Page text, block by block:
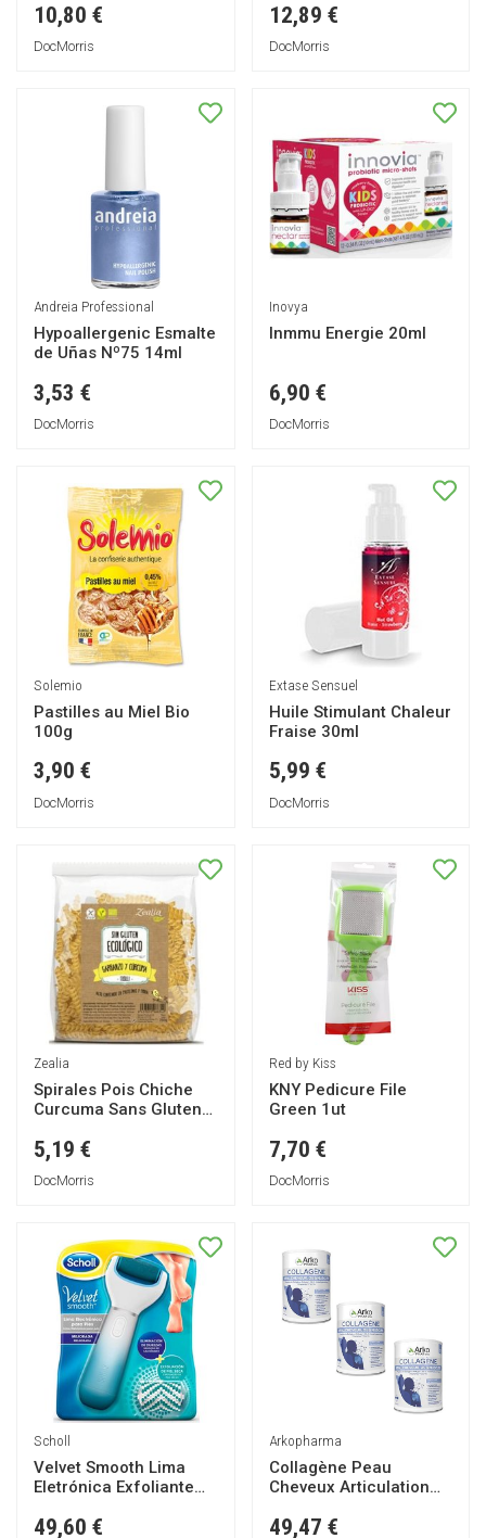
10,80 €
DocMorris
12,89 €
DocMorris
Andreia Professional
Hypoallergenic Esmalte
de Uñas Nº75 14ml
3,53 €
DocMorris
Inovya
Inmmu Energie 20ml
6,90 €
DocMorris
Solemio
Pastilles au Miel Bio
100g
3,90 €
DocMorris
Extase Sensuel
Huile Stimulant Chaleur
Fraise 30ml
5,99 €
DocMorris
Zealia
Spirales Pois Chiche
Curcuma Sans Gluten
5,19 €
DocMorris
Red by Kiss
KNY Pedicure File
Green 1ut
7,70 €
DocMorris
Scholl
Velvet Smooth Lima
Eletrónica Exfoliante
49,60 €
Arkopharma
Collagène Peau
Cheveux Articulation
49,47 €